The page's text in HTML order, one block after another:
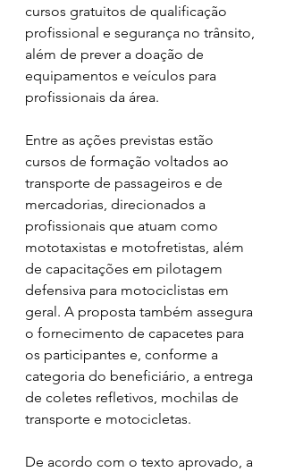
cursos gratuitos de qualificação
profissional e segurança no trânsito,
além de prever a doação de
equipamentos e veículos para
profissionais da área.
Entre as ações previstas estão
cursos de formação voltados ao
transporte de passageiros e de
mercadorias, direcionados a
profissionais que atuam como
mototaxistas e motofretistas, além
de capacitações em pilotagem
defensiva para motociclistas em
geral. A proposta também assegura
o fornecimento de capacetes para
os participantes e, conforme a
categoria do beneficiário, a entrega
de coletes refletivos, mochilas de
transporte e motocicletas.
De acordo com o texto aprovado, a